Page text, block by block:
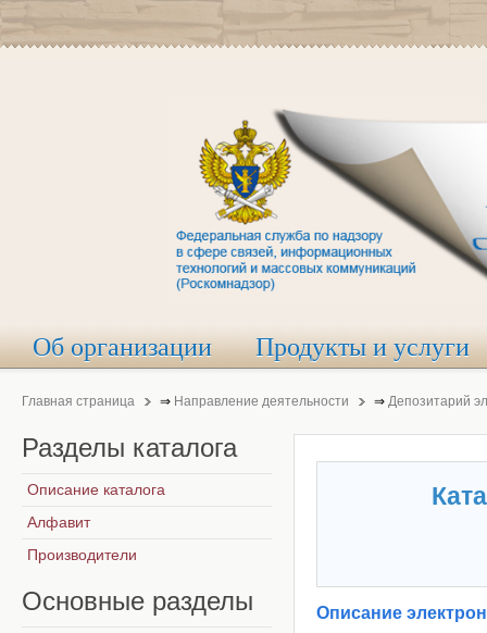
Об организации Продукты и услуги
Главная страница ⇒ Направление деятельности ⇒ Депозитарий
Описание
Разделы каталога
Описание каталога
Алфавит
Производители
Основные разделы